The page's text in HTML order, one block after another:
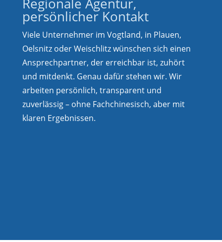
Regionale Agentur,
persönlicher Kontakt
Viele Unternehmer im Vogtland, in Plauen,
Oelsnitz oder Weischlitz wünschen sich einen
Ansprechpartner, der erreichbar ist, zuhört
und mitdenkt. Genau dafür stehen wir. Wir
arbeiten persönlich, transparent und
zuverlässig – ohne Fachchinesisch, aber mit
klaren Ergebnissen.